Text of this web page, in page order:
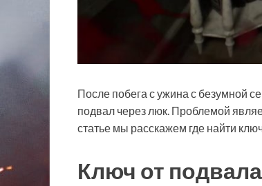
После побега с ужина с безумной
подвал через люк. Проблемой
статье мы расскажем где найти
Ключ от подвала